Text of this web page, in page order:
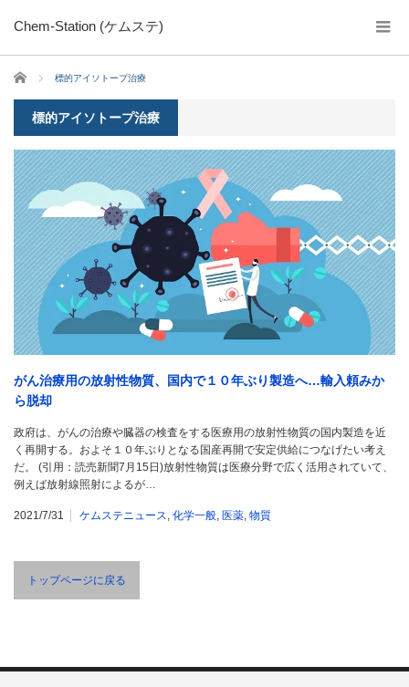
Chem-Station (ケムステ)
ホーム 標的アイソトープ治療
標的アイソトープ治療
がん治療用の放射性物質、国内で１０年ぶり製造へ…輸入頼みか
ら脱却
政府は、がんの治療や臓器の検査をする医療用の放射性物質の国内製造を近
く再開する。およそ１０年ぶりとなる国産再開で安定供給につなげたい考え
だ。 (引用：読売新聞7月15日)放射性物質は医療分野で広く活用されていて、
例えば放射線照射によるが…
2021/7/31 ケムステニュース, 化学一般, 医薬, 物質
トップページに戻る